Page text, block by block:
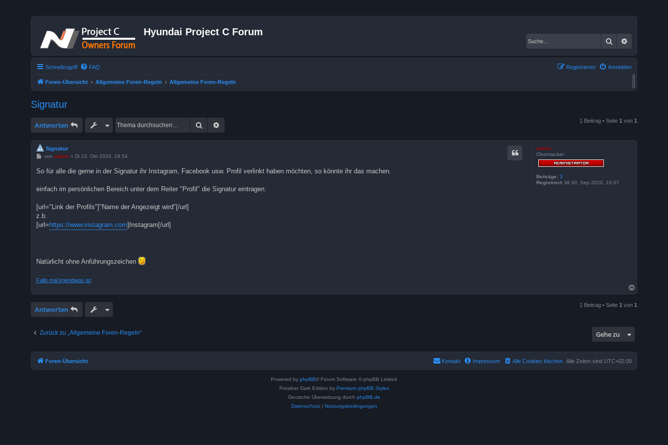
Hyundai Project C Forum
Suche
Schnellzugriff FAQ Anmelden
Registrieren
Foren-Übersicht Allgemeine Foren-Regeln Allgemeine Foren-Regeln
Signatur
Antworten Suche 1 Beitrag • Seite 1 von 1
admin
Obermacker
Beiträge: 3
Registriert: Mi 30. Sep 2020, 16:07
Signatur
B
t
g
von admin» Di 13. Okt 2020, 18:54
So für alle die gerne in der Signatur ihr Instagram, Facebook usw. Profil verlinkt haben möchten, so könnte ihr das machen.
einfach im persönlichen Bereich unter dem Reiter "Profil" die Signatur eintragen.
[url="Link der Profils"]"Name der Angezeigt wird"[/url]
z.b.
[url= https://www.instagram.com]Instagram[/url]
Natürlicht ohne Anführungszeichen
Falls mal irgendwas ist
a
h
Antworten 1 Beitrag • Seite 1 von 1
Zurück zu „Allgemeine Foren-Regeln“ Gehe zu
Foren-Übersicht Alle Zeiten sind UTC+02:00
Alle Cookies löschen
Impressum
Kontakt
Powered by phpBB® Forum Software © phpBB Limited
Prosilver Dark Edition by Premium phpBB Styles
Deutsche Übersetzung durch phpBB.de
Datenschutz| Nutzungsbedingungen